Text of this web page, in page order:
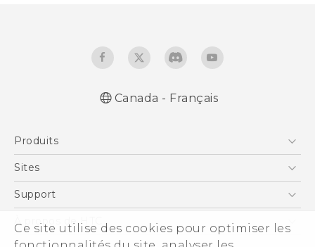
Ce site utilise des cookies pour optimiser les
Canada - Français
Produits
5G
EXODUS
VIVE
Sites
HTC Dev
Support
Statut de la commande
À propos de HTC